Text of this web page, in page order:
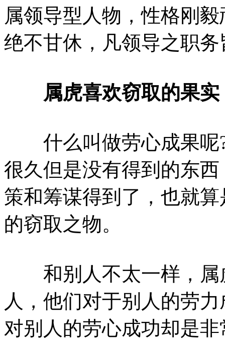
属领导型人物，性格刚
绝不甘休，凡领导之职
属虎喜欢窃取的果实
什么叫做劳心成果呢?
很久但是没有得到的东
策和筹谋得到了，也就
的窃取之物。
和别人不太一样，属
人，他们对于别人的劳
对别人的劳心成功却是